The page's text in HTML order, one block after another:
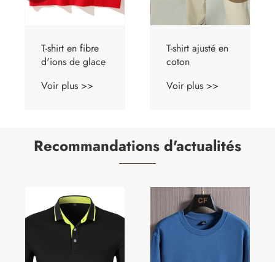
T-shirt en fibre
d'ions de glace
Voir plus >>
T-shirt ajusté en
coton
Voir plus >>
Recommandations d'actualités